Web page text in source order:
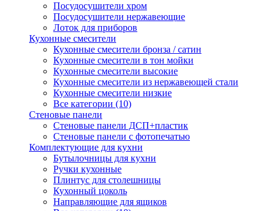
Посудосушители хром
Посудосушители нержавеющие
Лоток для приборов
Кухонные смесители
Кухонные смесители бронза / сатин
Кухонные смесители в тон мойки
Кухонные смесители высокие
Кухонные смесители из нержавеющей стали
Кухонные смесители низкие
Все категории (10)
Стеновые панели
Стеновые панели ДСП+пластик
Стеновые панели с фотопечатью
Комплектующие для кухни
Бутылочницы для кухни
Ручки кухонные
Плинтус для столешницы
Кухонный цоколь
Направляющие для ящиков